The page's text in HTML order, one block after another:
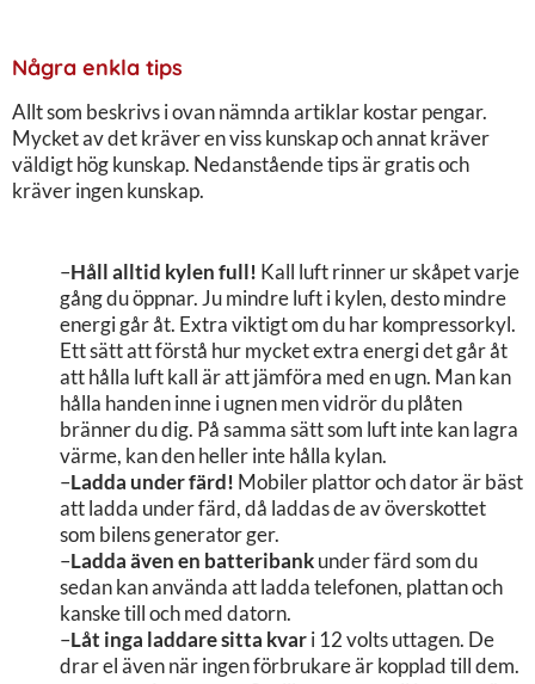
Några enkla tips
Allt som beskrivs i ovan nämnda artiklar kostar pengar.
Mycket av det kräver en viss kunskap och annat kräver
väldigt hög kunskap. Nedanstående tips är gratis och
kräver ingen kunskap.
–Håll alltid kylen full! Kall luft rinner ur skåpet varje
gång du öppnar. Ju mindre luft i kylen, desto mindre
energi går åt. Extra viktigt om du har kompressorkyl.
Ett sätt att förstå hur mycket extra energi det går åt
att hålla luft kall är att jämföra med en ugn. Man kan
hålla handen inne i ugnen men vidrör du plåten
bränner du dig. På samma sätt som luft inte kan lagra
värme, kan den heller inte hålla kylan.
–Ladda under färd! Mobiler plattor och dator är bäst
att ladda under färd, då laddas de av överskottet
som bilens generator ger.
–Ladda även en batteribankunder färd som du
sedan kan använda att ladda telefonen, plattan och
kanske till och med datorn.
–Låt inga laddare sitta kvari 12 volts uttagen. De
drar el även när ingen förbrukare är kopplad till dem.